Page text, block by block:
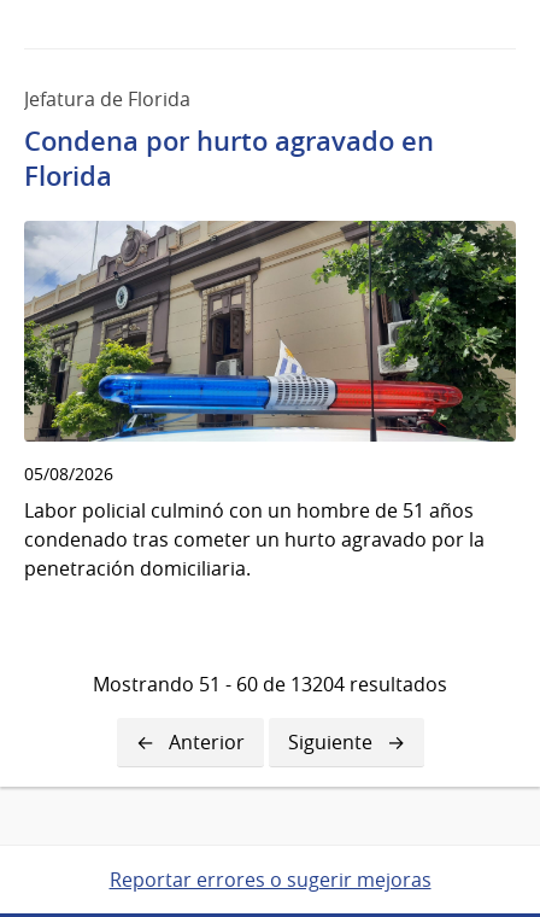
Jefatura de Florida
Condena por hurto agravado en
Florida
05/08/2026
Labor policial culminó con un hombre de 51 años
condenado tras cometer un hurto agravado por la
penetración domiciliaria.
Mostrando 51 - 60 de 13204 resultados
Página
anterior
Anterior
Siguiente
página
Siguiente
Reportar errores o sugerir mejoras